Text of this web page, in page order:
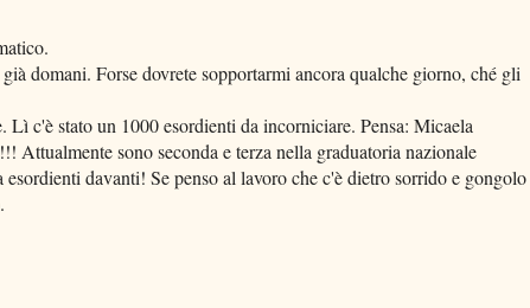
domani. Forse dovrete sopportarmi ancora qualche giorno, ché gli
c'è stato un 1000 esordienti da incorniciare. Pensa: Micaela
Attualmente sono seconda e terza nella graduatoria nazionale
davanti! Se penso al lavoro che c'è dietro sorrido e gongolo